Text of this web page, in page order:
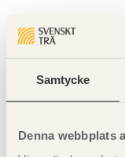
Samtycke
Denna webbplats
Sidan